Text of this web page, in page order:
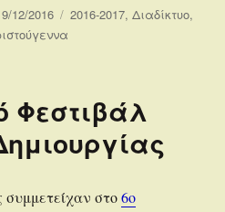
12/2016 Κατηγορίες
2016-2017,Διαδίκτυο,
Φεστιβάλ
συμμετείχαν στο6ο